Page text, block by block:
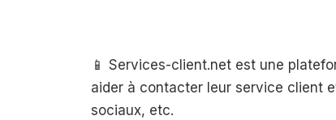
📱 Services-client.net est une
aider à contacter leur service client
sociaux, etc.